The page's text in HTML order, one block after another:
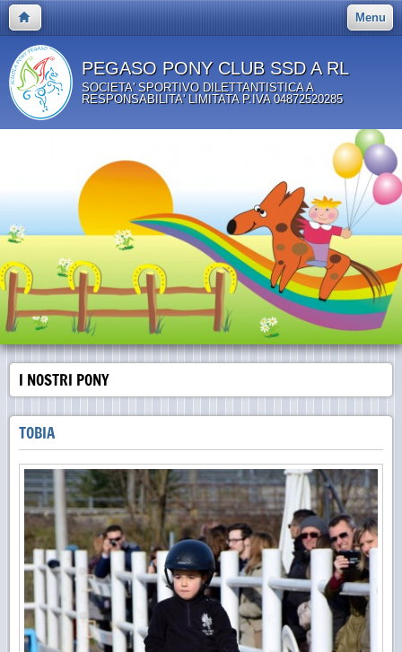
Menu
PEGASO PONY CLUB SSD A RL
SOCIETA' SPORTIVO DILETTANTISTICA A
RESPONSABILITA' LIMITATA P.IVA 04872520285
I NOSTRI PONY
TOBIA